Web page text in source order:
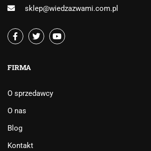
sklep@wiedzazwami.com.pl
FIRMA
O sprzedawcy
O nas
Blog
Kontakt